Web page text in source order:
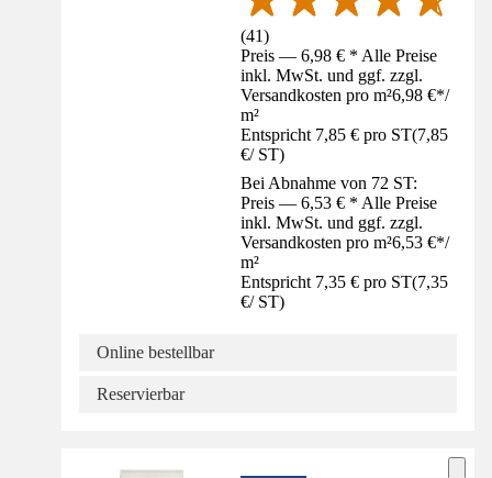
(41)
Preis — 6,98 € * Alle Preise
inkl. MwSt. und ggf. zzgl.
Versandkosten pro m²6,98 €*/
m²
Entspricht 7,85 € pro ST(7,85
€/ ST)
Bei Abnahme von 72 ST:
Preis — 6,53 € * Alle Preise
inkl. MwSt. und ggf. zzgl.
Versandkosten pro m²6,53 €*/
m²
Entspricht 7,35 € pro ST(7,35
€/ ST)
Online bestellbar
Reservierbar